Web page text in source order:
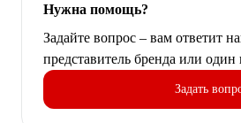
Нужна помощь?
Задайте вопрос – вам ответит
представитель бренда или один
Задать